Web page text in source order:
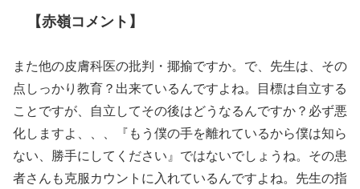
【赤嶺コメント】
また他の皮膚科医の批判・揶揄ですか。で、先生は、その
点しっかり教育？出来ているんですよね。目標は自立する
ことですが、自立してその後はどうなるんですか？必ず悪
化しますよ、、、『もう僕の手を離れているから僕は知ら
ない、勝手にしてください』ではないでしょうね。その患
者さんも克服カウントに入れているんですよね。先生の指